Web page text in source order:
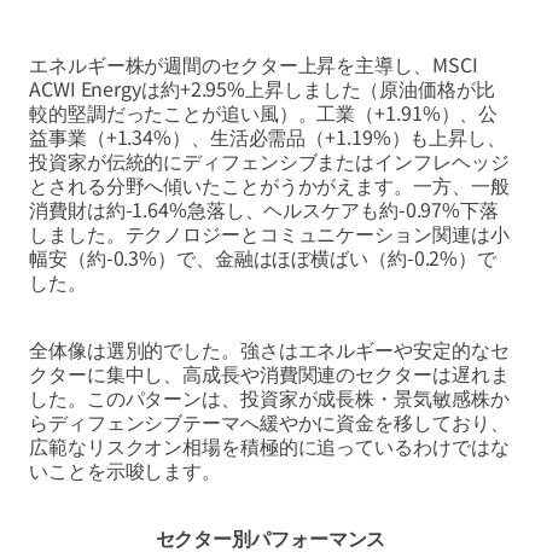
エネルギー株が週間のセクター上昇を主導し、MSCI
ACWI Energyは約+2.95%上昇しました（原油価格が比
較的堅調だったことが追い風）。工業（+1.91%）、公
益事業（+1.34%）、生活必需品（+1.19%）も上昇し、
投資家が伝統的にディフェンシブまたはインフレヘッジ
とされる分野へ傾いたことがうかがえます。一方、一般
消費財は約-1.64%急落し、ヘルスケアも約-0.97%下落
しました。テクノロジーとコミュニケーション関連は小
幅安（約-0.3%）で、金融はほぼ横ばい（約-0.2%）で
した。
全体像は選別的でした。強さはエネルギーや安定的なセ
クターに集中し、高成長や消費関連のセクターは遅れま
した。このパターンは、投資家が成長株・景気敏感株か
らディフェンシブテーマへ緩やかに資金を移しており、
広範なリスクオン相場を積極的に追っているわけではな
いことを示唆します。
セクター別パフォーマンス